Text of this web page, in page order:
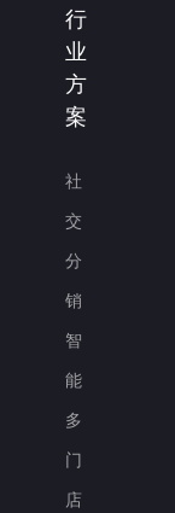
行
业
方
案
社
交
分
销
智
能
多
门
店